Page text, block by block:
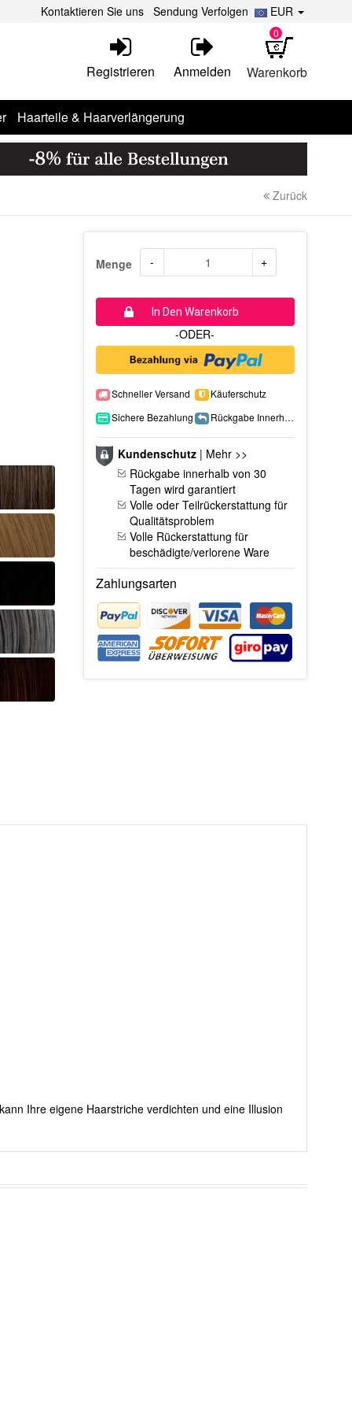
EUR
Kontaktieren Sie uns Sendung Verfolgen
Warenkorb
0
Registrieren Anmelden
Haarteile & Haarverlängerung
Zurück
Menge - +
In Den Warenkorb
-ODER-
Schneller Versand
Käuferschutz
Sichere Bezahlung
Rückgabe Innerhalb 15 Tage
Kundenschutz| Mehr >>
Rückgabe innerhalb von 30
Tagen wird garantiert
Volle oder Teilrückerstattung für
Qualitätsproblem
Volle Rückerstattung für
beschädigte/verlorene Ware
Zahlungsarten
Ihre eigene Haarstriche verdichten und eine Illusion